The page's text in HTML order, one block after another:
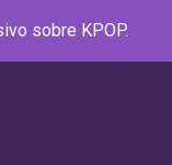
sobre KPOP.